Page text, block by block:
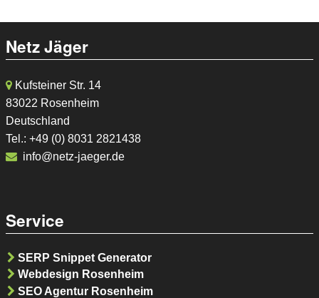
Netz Jäger
Kufsteiner Str. 14
83022 Rosenheim
Deutschland
Tel.: +49 (0) 8031 2821438
info@netz-jaeger.de
Service
SERP Snippet Generator
Webdesign Rosenheim
SEO Agentur Rosenheim